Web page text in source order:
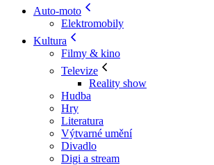
Auto-moto
Elektromobily
Kultura
Filmy & kino
Televize
Reality show
Hudba
Hry
Literatura
Výtvarné umění
Divadlo
Digi a stream